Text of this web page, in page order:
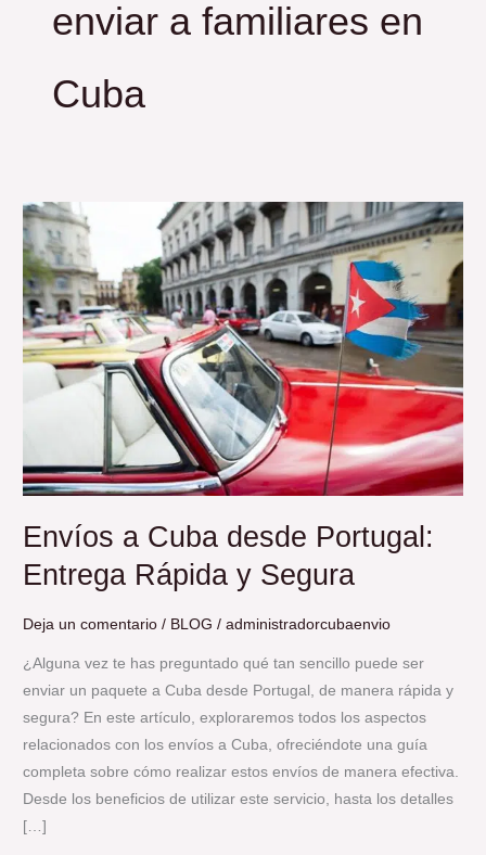
enviar a familiares en
Cuba
Envíos a Cuba desde Portugal:
Entrega Rápida y Segura
Deja un comentario / BLOG /administradorcubaenvio
¿Alguna vez te has preguntado qué tan sencillo puede ser
enviar un paquete a Cuba desde Portugal, de manera rápida y
segura? En este artículo, exploraremos todos los aspectos
relacionados con los envíos a Cuba, ofreciéndote una guía
completa sobre cómo realizar estos envíos de manera efectiva.
Desde los beneficios de utilizar este servicio, hasta los detalles
[…]
Envíos
a
Cuba
desde
Portugal:
Entrega
Rápida